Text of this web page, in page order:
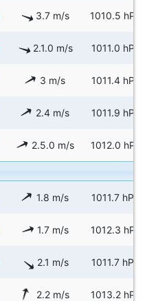
3.7 m/s 1010.5 hPa
2.1.0 m/s 1011.0 hPa
3 m/s 1011.4 hPa
2.4 m/s 1011.9 hPa
2.5.0 m/s 1012.0 hPa
1.8 m/s 1011.7 hPa
1.7 m/s 1012.3 hPa
2.1 m/s 1011.7 hPa
2.2 m/s 1013.2 hPa